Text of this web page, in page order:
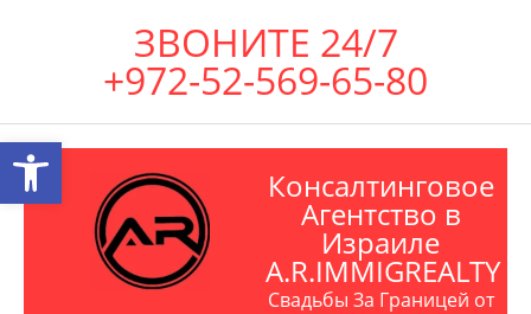
ЗВОНИТЕ 24/7
+972-52-569-65-80
Консалтинговое
Агентство в
Израиле
A.R.IMMIGREALTY
Свадьбы За Границей от
Открыть панель инструментов